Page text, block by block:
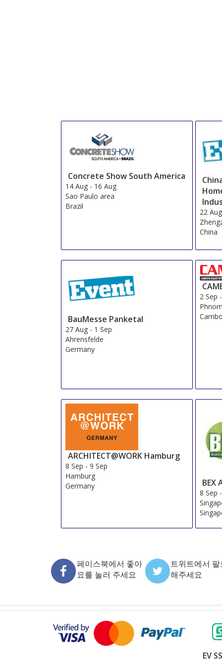
Concrete Show South America
14 Aug- 16 Aug
Sao Paulo area
Brazil
22 Aug
China
BauMesse Panketal
27 Aug- 1 Sep
Ahrensfelde
Germany
2 Sep
ARCHITECT@WORK Hamburg
8 Sep - 9 Sep
Hamburg
Germany
BEX
8 Sep
페이스북에서 좋아
요를 눌러 주세요
트위트에서
해주세요
EV